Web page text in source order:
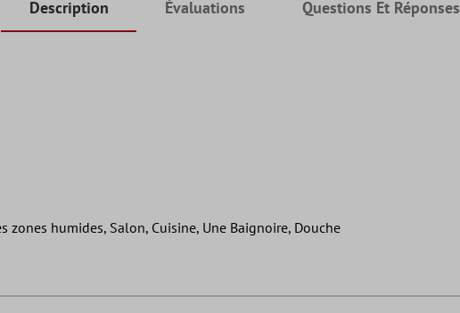
Description Évaluations Questions Et Réponses
zones humides, Salon, Cuisine, Une Baignoire, Douche